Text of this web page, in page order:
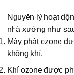
Nguyên lý hoạt
nhà xưởng như
Máy phát ozone
không khí.
Khí ozone được